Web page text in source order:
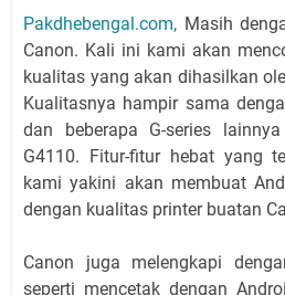
Pakdhebengal.com, Masih
Canon. Kali ini kami akan
kualitas yang akan dihasilkan
Kualitasnya hampir sama
dan beberapa G-series
G4110. Fitur-fitur hebat yang
kami yakini akan membuat
dengan kualitas printer buatan
Canon juga melengkapi
seperti mencetak dengan